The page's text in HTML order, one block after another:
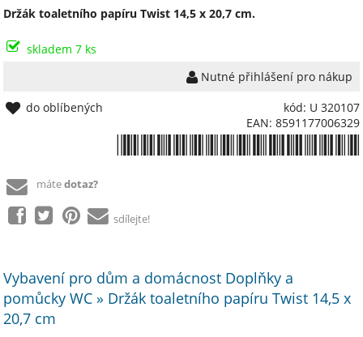
Držák toaletního papíru Twist 14,5 x 20,7 cm.
skladem 7 ks
Nutné přihlášení pro nákup
kód: U 320107
EAN: 8591177006329
do oblíbených
mátedotaz?
sdílejte!
Vybavení pro dům a domácnost Doplňky a
pomůcky WC » Držák toaletního papíru Twist 14,5 x
20,7 cm